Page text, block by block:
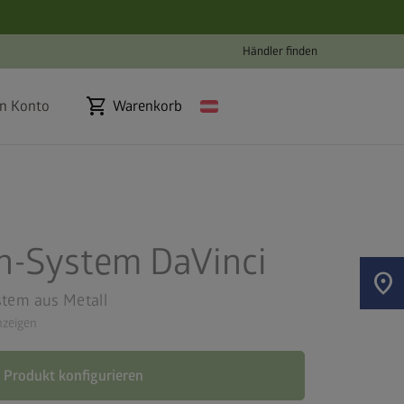
Händler finden
Konto shopping_cart Warenkorb
System DaVinci
aus Metall
Produkt konfigurieren
location_on